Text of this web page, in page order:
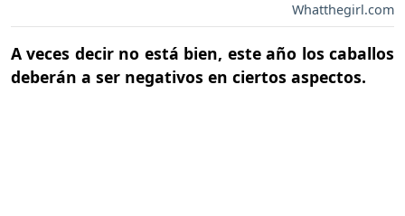
Whatthegirl.com
A veces decir no está bien, este año los caballos
deberán a ser negativos en ciertos aspectos.